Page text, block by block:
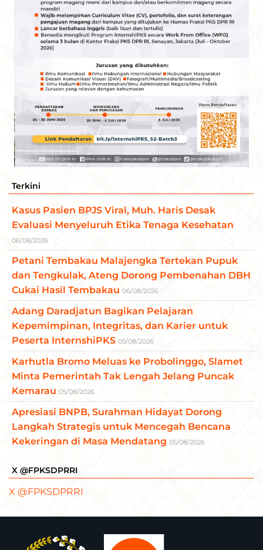
Terkini
Kasus Pasien BPJS Viral, Muh. Haris Desak
Evaluasi Menyeluruh Etika Tenaga Kesehatan
06/08/2026
Petani Tembakau Malajengka Tertekan Pupuk
dan Tengkulak, Ateng Dorong Pembenahan DBH
Cukai Hasil Tembakau 06/08/2026
Adang Daradjatun Bagikan Pelajaran
Kepemimpinan, Integritas, dan Karier untuk
Peserta InternshiPKS 05/08/2026
Karhutla Bromo Meluas ke Probolinggo, Slamet
Minta Pemerintah Tak Lengah Jelang Puncak
Kemarau 05/08/2026
Apresiasi BNPB, Surahman Hidayat Dorong
Langkah Strategis untuk Mencegah Bencana
Kekeringan di Masa Mendatang 05/08/2026
X @FPKSDPRRI
X @FPKSDPRRI